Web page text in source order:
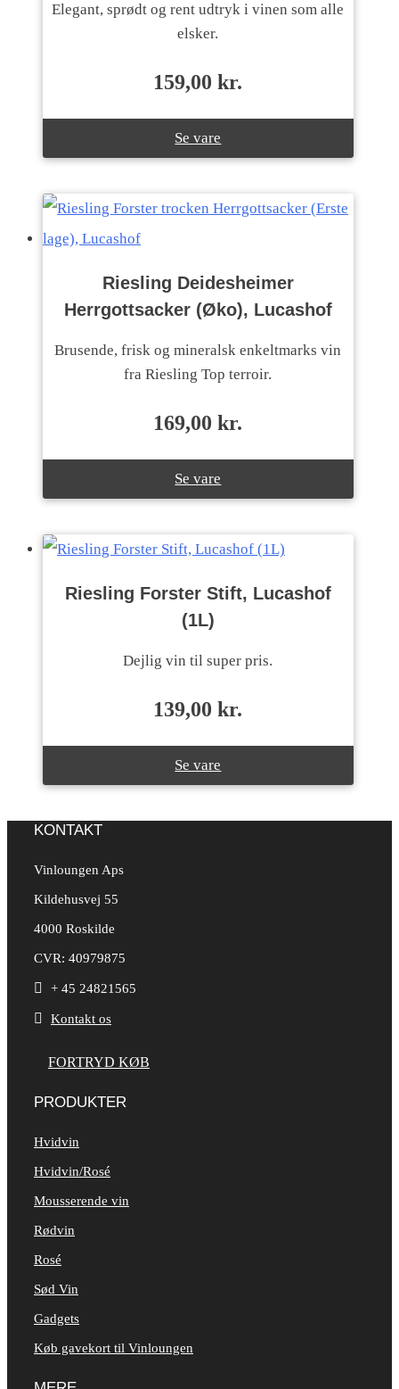
Elegant, sprødt og rent udtryk i vinen som alle
elsker.
159,00kr.
Se vare
Riesling Deidesheimer
Herrgottsacker (Øko), Lucashof
Brusende, frisk og mineralsk enkeltmarks vin
fra Riesling Top terroir.
169,00kr.
Se vare
Riesling Forster Stift, Lucashof
(1L)
Dejlig vin til super pris.
139,00kr.
Se vare
KONTAKT
Vinloungen Aps
Kildehusvej 55
4000 Roskilde
CVR: 40979875
 + 45 24821565
 Kontakt os
FORTRYD KØB
PRODUKTER
Hvidvin
Hvidvin/Rosé
Mousserende vin
Rødvin
Rosé
Sød Vin
Gadgets
Køb gavekort til Vinloungen